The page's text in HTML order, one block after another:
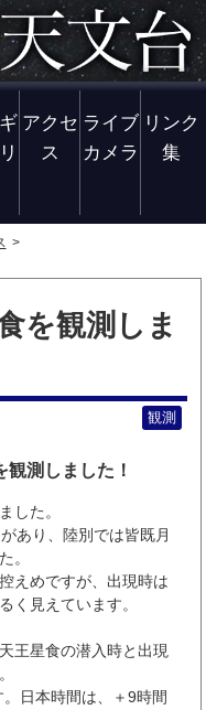
アクセ
ス
ライブ
カメラ
リンク
集
を観測しま
観測
測しました！
した。
あり、陸別では皆既月
。
えめですが、出現時は
く見えています。
王星食の潜入時と出現
日本時間は、＋9時間